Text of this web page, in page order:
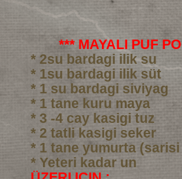
*** MAYALI PUF
* 2su bardagi ilik su
* 1su bardagi ilik süt
* 1 su bardagi siviyag
* 1 tane kuru maya
* 3 -4 cay kasigi tuz
* 2 tatli kasigi seker
* 1 tane yumurta
* Yeteri kadar un